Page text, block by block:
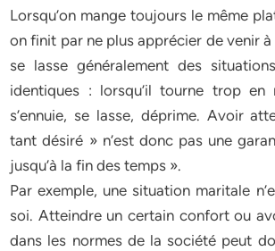
Lorsqu’on mange toujours le même
on finit par ne plus apprécier de venir
se lasse généralement des
identiques : lorsqu’il tourne trop en
s’ennuie, se lasse, déprime. Avoir
tant désiré » n’est donc pas une
jusqu’à la fin des temps ».
Par exemple, une situation maritale
soi. Atteindre un certain confort ou
dans les normes de la société peut